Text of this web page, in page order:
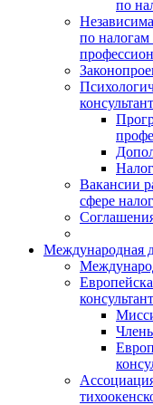
по
по
Вакансии
сфере
Международная